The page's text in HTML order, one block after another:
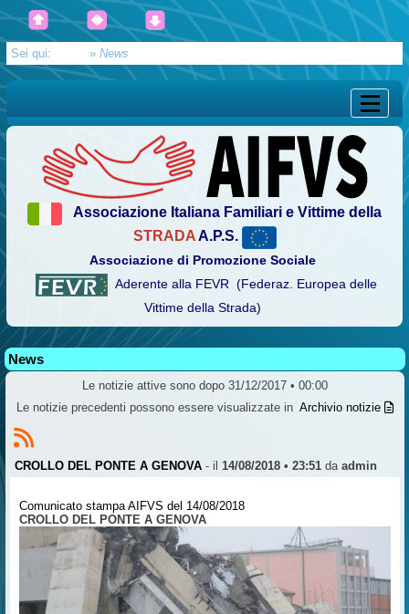
Sei qui: » News
Associazione Italiana Familiari e Vittime della
STRADAA.P.S.
Associazione di Promozione Sociale
Aderente alla FEVR (Federaz. Europea delle
Vittime della Strada)
News
Le notizie attive sono dopo 31/12/2017 • 00:00
Le notizie precedenti possono essere visualizzate in Archivio notizie
CROLLO DEL PONTE A GENOVA - il 14/08/2018 • 23:51da admin
Comunicato stampa AIFVS del 14/08/2018
CROLLO DEL PONTE A GENOVA